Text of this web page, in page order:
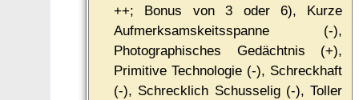
++; Bonus von 3 oder 6), Kurze
Aufmerksamskeitsspanne (-),
Photographisches Gedächtnis (+),
Primitive Technologie (-), Schreckhaft
(-), Schrecklich Schusselig (-), Toller